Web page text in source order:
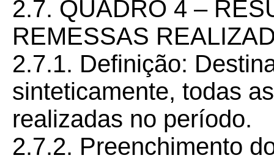
2.7. QUADRO 4 –
REMESSAS
2.7.1. Definição:
sinteticamente, todas
realizadas no período.
2.7.2. Preenchimento